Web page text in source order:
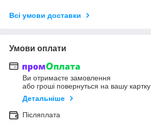
Всі умови доставки
Умови оплати
Ви отримаєте замовлення
або гроші повернуться на вашу картку
Детальніше
Післяплата